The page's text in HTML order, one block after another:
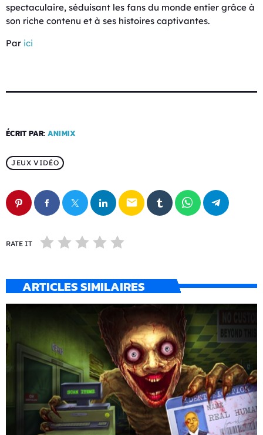
spectaculaire, séduisant les fans du monde entier grâce à
son riche contenu et à ses histoires captivantes.
Par ici
ÉCRIT PAR: ANIMIX
JEUX VIDÉO
email
RATE IT
ARTICLES SIMILAIRES